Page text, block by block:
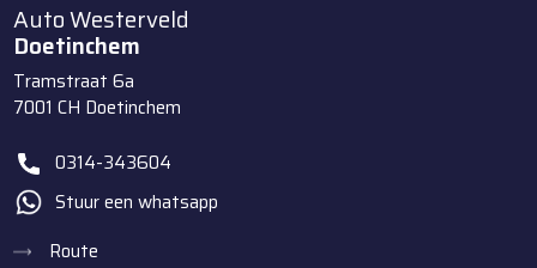
Auto Westerveld
Doetinchem
Tramstraat 6a
7001 CH Doetinchem
0314-343604
Stuur een whatsapp
Route